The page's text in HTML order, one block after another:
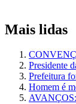
Mais lidas
Presidente
Prefeitura
Homem é
AVANÇOS: